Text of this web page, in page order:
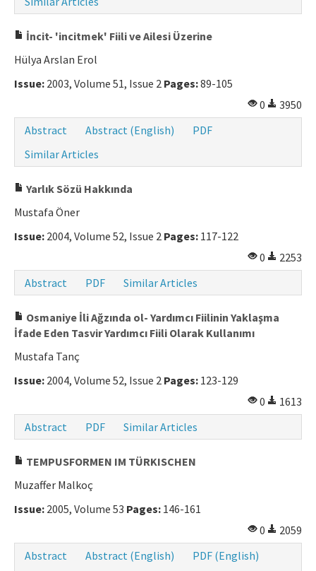
İncit- 'incitmek' Fiili ve Ailesi Üzerine
Hülya Arslan Erol
Issue: 2003, Volume 51, Issue 2 Pages:89-105
0
3950
Abstract
Abstract (English)
PDF
Similar Articles
Yarlık Sözü Hakkında
Mustafa Öner
Issue: 2004, Volume 52, Issue 2 Pages: 117-122
0
2253
Abstract
PDF Similar Articles
Osmaniye İli Ağzında ol- Yardımcı Fiilinin Yaklaşma
İfade Eden Tasvir Yardımcı Fiili Olarak Kullanımı
Mustafa Tanç
Issue: 2004, Volume 52, Issue 2 Pages: 123-129
0
1613
Abstract
PDF Similar Articles
TEMPUSFORMEN IM TÜRKISCHEN
Muzaffer Malkoç
Issue: 2005, Volume 53 Pages: 146-161
0
2059
Abstract
Abstract (English)
PDF (English)